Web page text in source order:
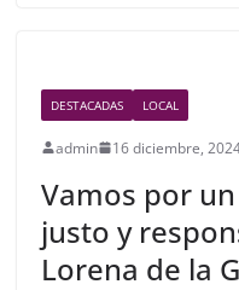
k
DESTACADAS LOCAL
admin 16 diciembre,
Vamos por
justo y
Lorena de la